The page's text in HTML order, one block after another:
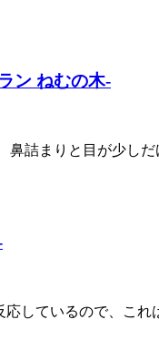
ン ねむの木-
鼻詰まりと目が少し
しているので、こ